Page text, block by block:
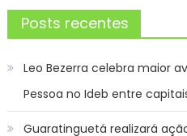
Posts recentes
Leo Bezerra celebra maior
Pessoa no Ideb entre
Guaratinguetá realizará